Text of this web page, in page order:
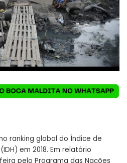
ranking global do Índice de
em 2018. Em relatório
pelo Programa das Nações